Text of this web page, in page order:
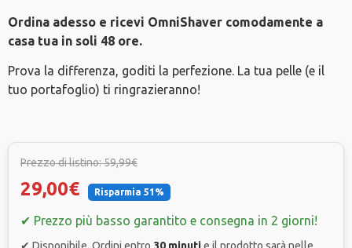
Ordina adesso e ricevi OmniShaver comodamente a
casa tua in soli 48 ore.
Prova la differenza, goditi la perfezione. La tua pelle (e il
tuo portafoglio) ti ringrazieranno!
Prezzo di listino: 59,99€
29,00€ Risparmia 51%
✔ Prezzo più basso garantito e consegna in 2 giorni!
✔ Disponibile. Ordini entro 30 minutie il prodotto sarà nelle